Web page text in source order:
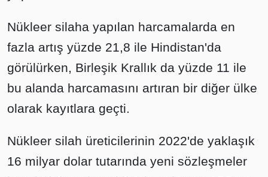
Nükleer silaha yapılan harcamalarda en
fazla artış yüzde 21,8 ile Hindistan'da
görülürken, Birleşik Krallık da yüzde 11 ile
bu alanda harcamasını artıran bir diğer ülke
olarak kayıtlara geçti.
Nükleer silah üreticilerinin 2022'de yaklaşık
16 milyar dolar tutarında yeni sözleşmeler